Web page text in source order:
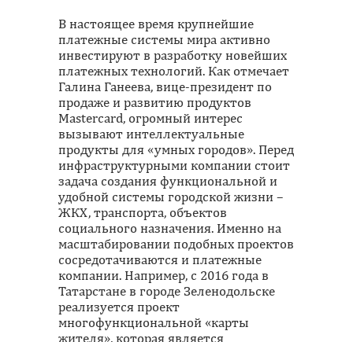
В настоящее время крупнейшие
платежные системы мира активно
инвестируют в разработку новейших
платежных технологий. Как отмечает
Галина Ганеева, вице-президент по
продаже и развитию продуктов
Mastercard, огромный интерес
вызывают интеллектуальные
продукты для «умных городов». Перед
инфраструктурными компании стоит
задача создания функциональной и
удобной системы городской жизни –
ЖКХ, транспорта, объектов
социального назначения. Именно на
масштабировании подобных проектов
сосредотачиваются и платежные
компании. Например, с 2016 года в
Татарстане в городе Зеленодольске
реализуется проект
многофункциональной «карты
жителя», которая является